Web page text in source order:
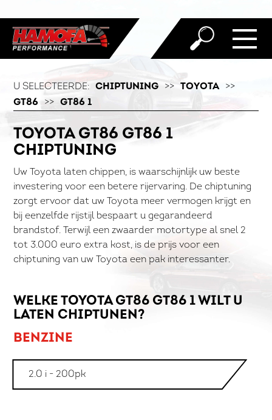
U SELECTEERDE: CHIPTUNING >> TOYOTA
>>
GT86
>> GT86 1
TOYOTA GT86 GT86 1
CHIPTUNING
Uw Toyota laten chippen, is waarschijnlijk uw beste
investering voor een betere rijervaring. De chiptuning
zorgt ervoor dat uw Toyota meer vermogen krijgt en
bij eenzelfde rijstijl bespaart u gegarandeerd
brandstof. Terwijl een zwaarder motortype al snel 2
tot 3.000 euro extra kost, is de prijs voor een
chiptuning van uw Toyota een pak interessanter.
WELKE TOYOTA GT86 GT86 1 WILT U
LATEN CHIPTUNEN?
BENZINE
2.0 i - 200pk